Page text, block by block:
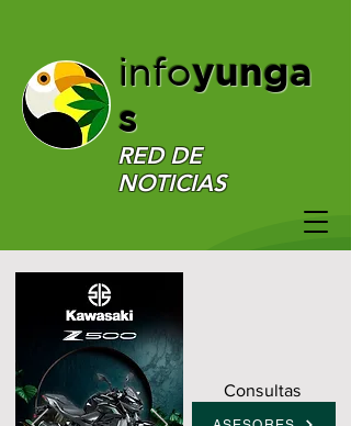
infoyunga
s
RED DE
NOTICIAS
Consultas